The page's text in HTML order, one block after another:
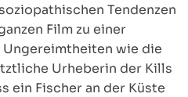
Tendenzen
Film zu einer
Ungereimtheiten wie die
Urheberin der Kills
ein Fischer an der Küste